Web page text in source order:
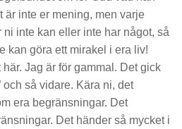
är inte er mening, men varje
ni inte kan eller inte har något, så
kan göra ett mirakel i era liv!
här. Jag är för gammal. Det gick
så vidare. Kära ni, det
era begränsningar. Det
Det händer så mycket i